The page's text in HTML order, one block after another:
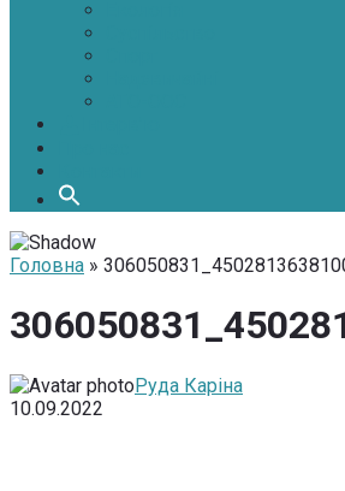
Головна »
Руда Каріна
10.09.2022